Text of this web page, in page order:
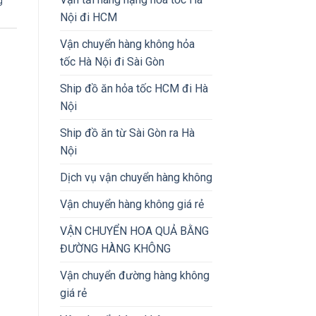
Nội đi HCM
Vận chuyển hàng không hỏa
tốc Hà Nội đi Sài Gòn
Ship đồ ăn hỏa tốc HCM đi Hà
Nội
Ship đồ ăn từ Sài Gòn ra Hà
Nội
Dịch vụ vận chuyển hàng không
Vận chuyển hàng không giá rẻ
VẬN CHUYỂN HOA QUẢ BẰNG
ĐƯỜNG HÀNG KHÔNG
Vận chuyển đường hàng không
giá rẻ